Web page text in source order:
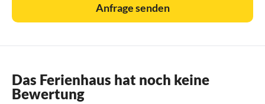
Anfrage senden
Das Ferienhaus hat noch keine
Bewertung